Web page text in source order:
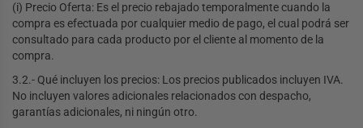
(i) Precio Oferta: Es el precio rebajado temporalmente cuando la
compra es efectuada por cualquier medio de pago, el cual podrá ser
consultado para cada producto por el cliente al momento de la
compra.
3.2.- Qué incluyen los precios: Los precios publicados incluyen IVA.
No incluyen valores adicionales relacionados con despacho,
garantías adicionales, ni ningún otro.